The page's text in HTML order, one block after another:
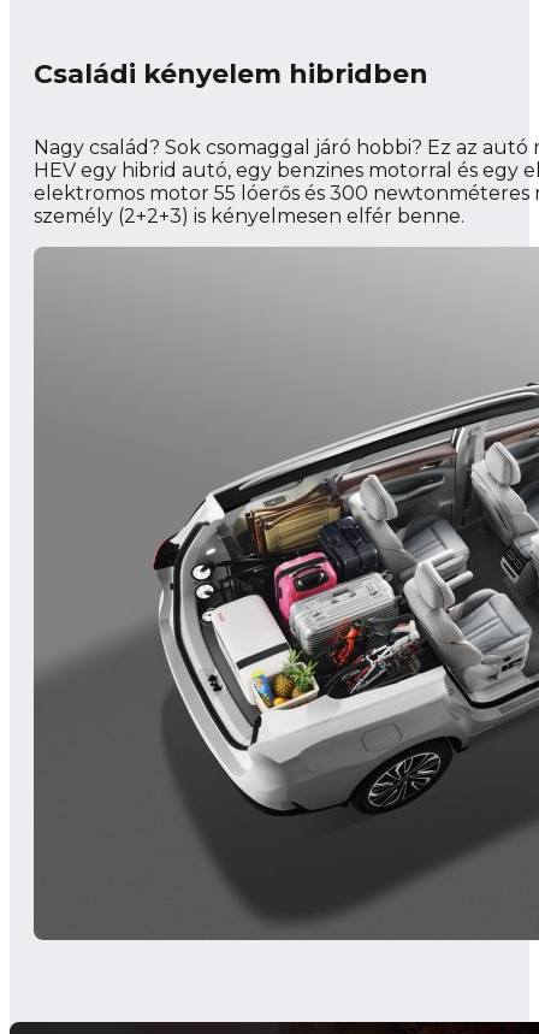
Családi kényelem hibridben
Nagy család? Sok csomaggal járó hobbi? Ez az
HEV egy hibrid autó, egy benzines motorral és
elektromos motor 55 lóerős és 300
személy (2+2+3) is kényelmesen elfér benne.